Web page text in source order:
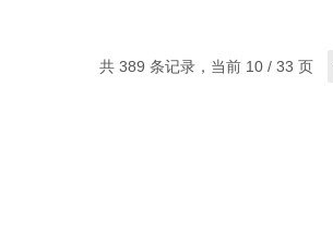
共 389 条记录，当前 10 / 33 页